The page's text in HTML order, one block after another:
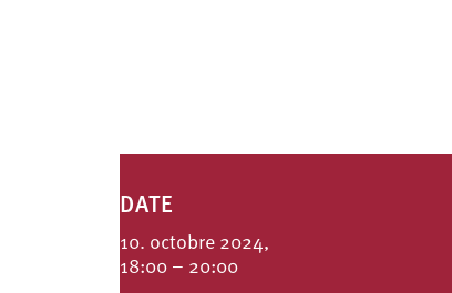
DATE
10. octobre 2024,
18:00 – 20:00